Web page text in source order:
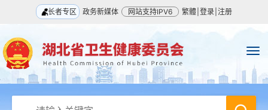
长者专区 政务新媒体 网站支持IPV6 繁體 登录 注册